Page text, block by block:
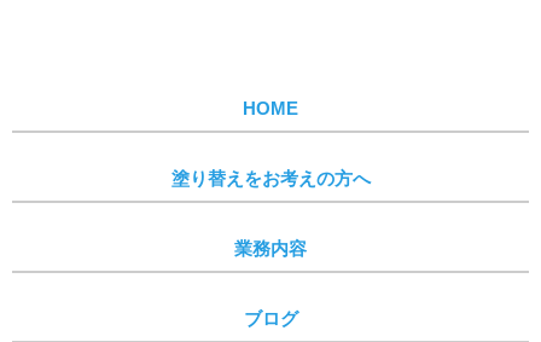
HOME
塗り替えをお考えの方へ
業務内容
ブログ